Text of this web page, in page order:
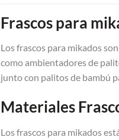
Frascos para
Los frascos para mikados
como ambientadores de
junto con palitos de bambú
Materiales
Los frascos para mikados